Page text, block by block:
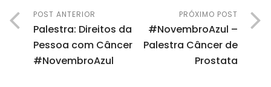
POST ANTERIOR
Palestra: Direitos da
Pessoa com Câncer
#NovembroAzul
PRÓXIMO POST
#NovembroAzul –
Palestra Câncer de
Prostata